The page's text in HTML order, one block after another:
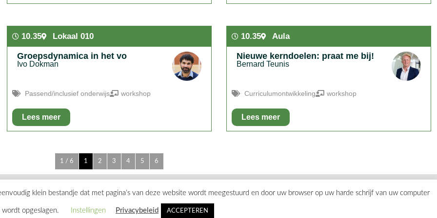
theaterworkshop.
10.35 Lokaal 010
Groepsdynamica in het vo
Ivo Dokman
Passend/inclusief onderwijs workshop
Lees meer
alleen als professional én als team van professionals
10.35 Aula
Nieuwe kerndoelen: praat me bij!
Bernard Teunis
Curriculumontwikkeling workshop
Lees meer
1 / 6 1 2 3 4 5 6
Privacy
klein bestandje dat met pagina’s van deze website wordt meegestuurd en door uw browser op uw harde schrijf van uw computer
wordt opgeslagen. Instellingen Privacybeleid ACCEPTEREN